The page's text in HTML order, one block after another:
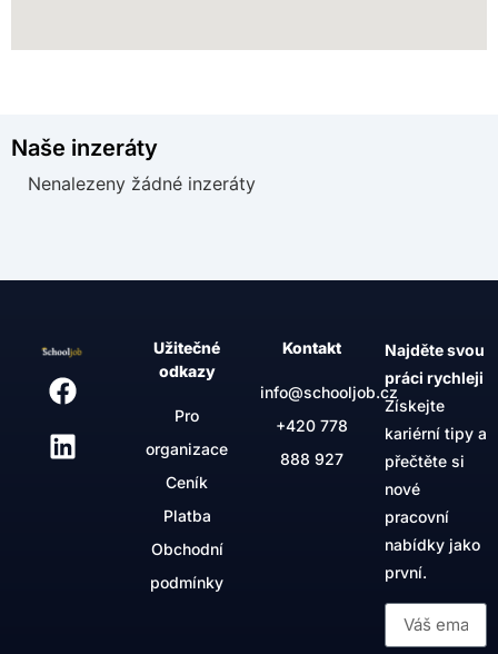
Naše inzeráty
Nenalezeny žádné inzeráty
Užitečné
odkazy
Pro
organizace
Ceník
Platba
Obchodní
podmínky
Kontakt
info@schooljob.cz
+420 778
888 927
Najděte svou
práci rychleji
Získejte
kariérní tipy a
přečtěte si
nové
pracovní
nabídky jako
první.